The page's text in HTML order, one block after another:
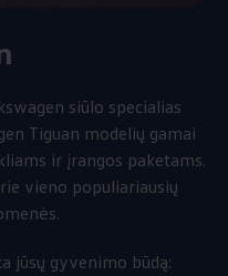
siūlo specialias
Tiguan modelių gamai
ir įrangos paketams.
vieno populiariausių
jūsų gyvenimo būdą: